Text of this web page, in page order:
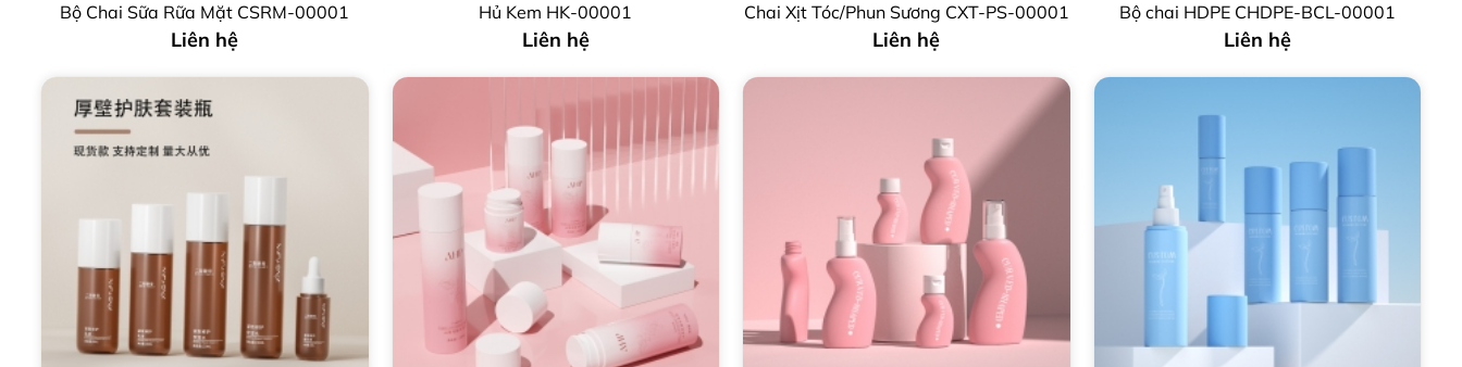
Bộ Chai Sữa Rữa Mặt CSRM-00001
Liên hệ
Hủ Kem HK-00001
Liên hệ
Chai Xịt Tóc/Phun Sương CXT-PS-00001
Liên hệ
Bộ chai HDPE CHDPE-BCL-00001
Liên hệ